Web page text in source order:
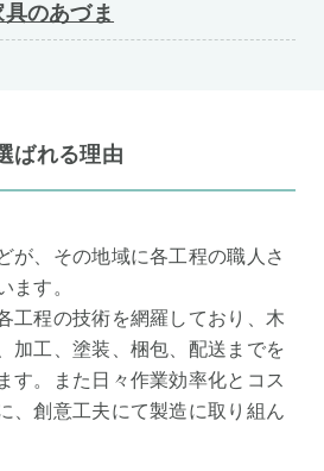
のあづま
ばれる理由
が、その地域に各工程の職人さ
ます。
工程の技術を網羅しており、木
加工、塗装、梱包、配送までを
す。また日々作業効率化とコス
、創意工夫にて製造に取り組ん